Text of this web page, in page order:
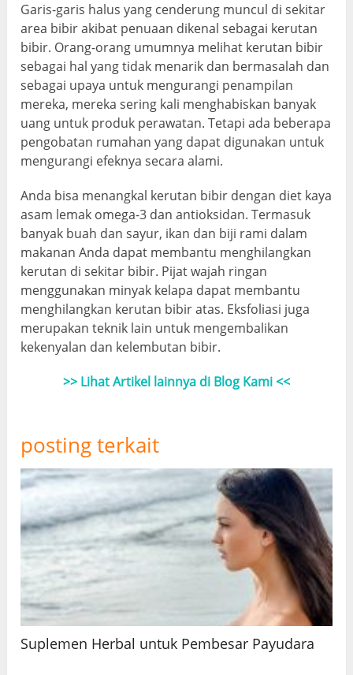
Garis-garis halus yang cenderung muncul di sekitar
area bibir akibat penuaan dikenal sebagai kerutan
bibir. Orang-orang umumnya melihat kerutan bibir
sebagai hal yang tidak menarik dan bermasalah dan
sebagai upaya untuk mengurangi penampilan
mereka, mereka sering kali menghabiskan banyak
uang untuk produk perawatan. Tetapi ada beberapa
pengobatan rumahan yang dapat digunakan untuk
mengurangi efeknya secara alami.
Anda bisa menangkal kerutan bibir dengan diet kaya
asam lemak omega-3 dan antioksidan. Termasuk
banyak buah dan sayur, ikan dan biji rami dalam
makanan Anda dapat membantu menghilangkan
kerutan di sekitar bibir. Pijat wajah ringan
menggunakan minyak kelapa dapat membantu
menghilangkan kerutan bibir atas. Eksfoliasi juga
merupakan teknik lain untuk mengembalikan
kekenyalan dan kelembutan bibir.
>> Lihat Artikel lainnya di Blog Kami <<
posting terkait
Suplemen Herbal untuk Pembesar Payudara